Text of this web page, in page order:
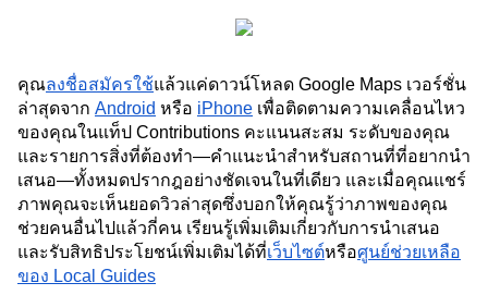
คุณลงชื่อสมัครใช้แล้วแค่ดาวน์โหลด Google Maps เวอร์ชั่น
ล่าสุดจาก Android หรือ iPhone เพื่อติดตามความเคลื่อนไหว
ของคุณในแท็ป Contributions คะแนนสะสม ระดับของคุณ
และรายการสิ่งที่ต้องทำ—คำแนะนำสำหรับสถานที่ที่อยากนำ
เสนอ—ทั้งหมดปรากฎอย่างชัดเจนในที่เดียว และเมื่อคุณแชร์
ภาพคุณจะเห็นยอดวิวล่าสุดซึ่งบอกให้คุณรู้ว่าภาพของคุณ
ช่วยคนอื่นไปแล้วกี่คน เรียนรู้เพิ่มเติมเกี่ยวกับการนำเสนอ
และรับสิทธิประโยชน์เพิ่มเติมได้ที่เว็บไซต์หรือศูนย์ช่วยเหลือ
ของ Local Guides